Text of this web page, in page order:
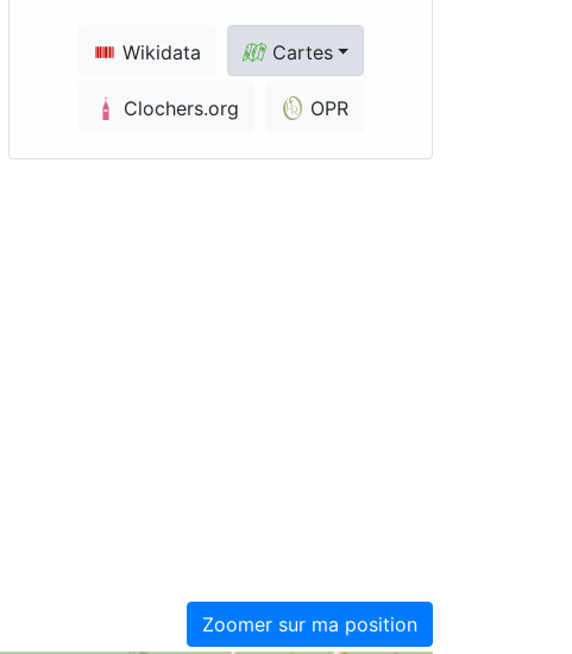
Wikidata Cartes
Clochers.org OPR
Zoomer sur ma position